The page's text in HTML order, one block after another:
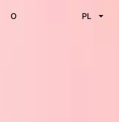
O PL